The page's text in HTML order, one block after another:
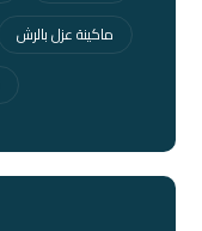
ماكينة عزل بالرش